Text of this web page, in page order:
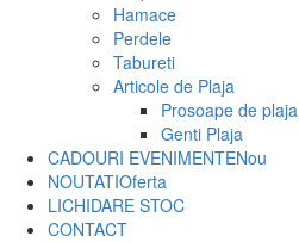
Hamace
Perdele
Tabureti
Articole de Plaja
Prosoape de plaja
Genti Plaja
CADOURI EVENIMENTENou
NOUTATIOferta
LICHIDARE STOC
CONTACT